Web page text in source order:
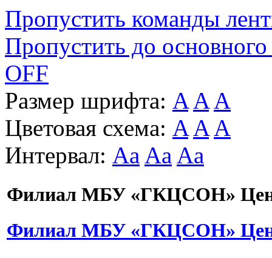
Пропустить команды
Пропустить до основного
OFF
Размер шрифта: A A A
Цветовая схема: A A A
Интервал: Aa Aa Aa
Филиал МБУ «ГКЦСОН»
Филиал МБУ «ГКЦСОН»